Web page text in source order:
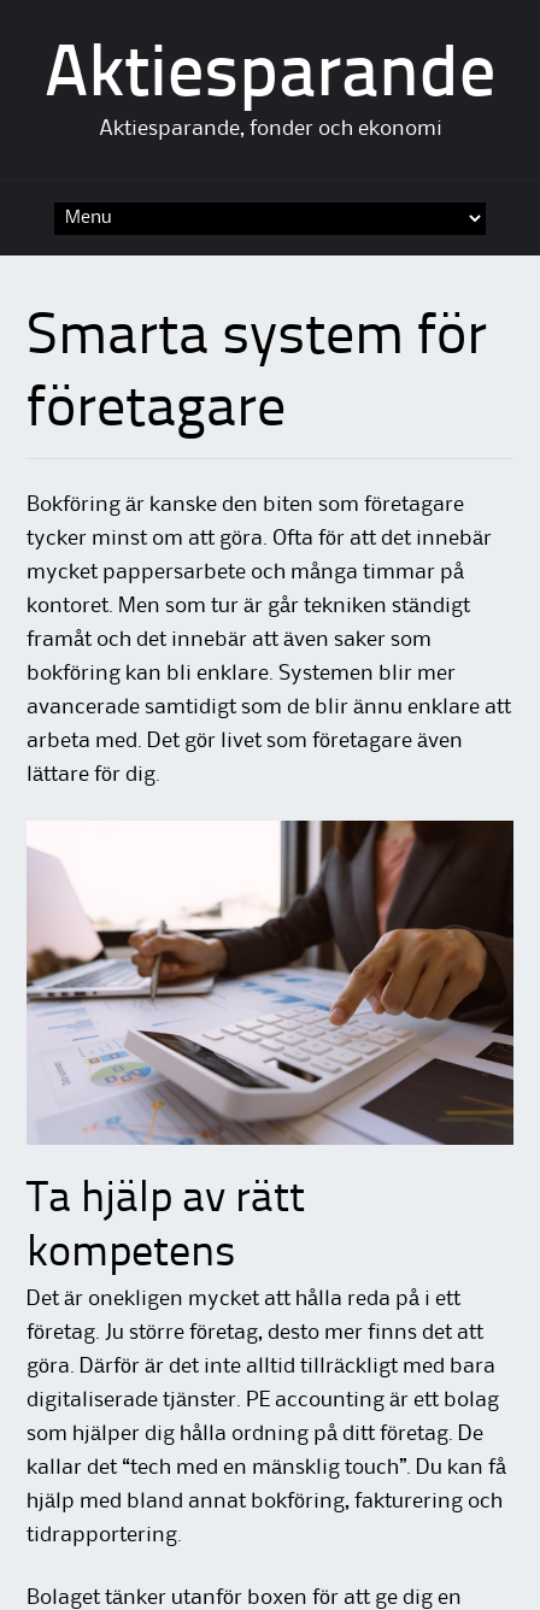
Aktiesparande
Aktiesparande, fonder och ekonomi
Smarta system för
företagare
Bokföring är kanske den biten som företagare
tycker minst om att göra. Ofta för att det innebär
mycket pappersarbete och många timmar på
kontoret. Men som tur är går tekniken ständigt
framåt och det innebär att även saker som
bokföring kan bli enklare. Systemen blir mer
avancerade samtidigt som de blir ännu enklare att
arbeta med. Det gör livet som företagare även
lättare för dig.
Ta hjälp av rätt
kompetens
Det är onekligen mycket att hålla reda på i ett
företag. Ju större företag, desto mer finns det att
göra. Därför är det inte alltid tillräckligt med bara
digitaliserade tjänster. PE accounting är ett bolag
som hjälper dig hålla ordning på ditt företag. De
kallar det “tech med en mänsklig touch”. Du kan få
hjälp med bland annat bokföring, fakturering och
tidrapportering.
Bolaget tänker utanför boxen för att ge dig en